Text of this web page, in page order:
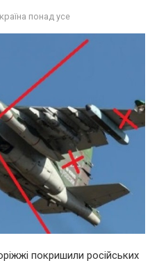
понад усе
покришили російських